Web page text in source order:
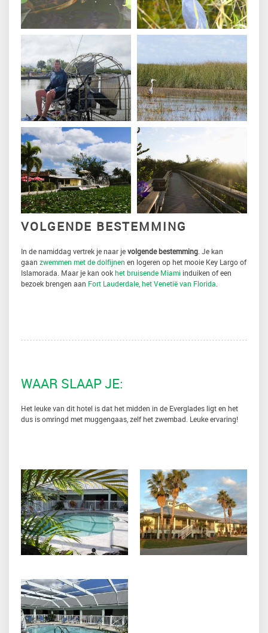
VOLGENDE BESTEMMING
In de namiddag vertrek je naar jevolgende bestemming . Je kan
gaan zwemmen met de dolfijnen en logeren op het mooie Key Largo of
Islamorada. Maar je kan ookhet bruisende Miami induiken of een
bezoek brengen aan Fort Lauderdale, het Venetië van Florida
WAAR SLAAP JE:
Het leuke van dit hotel is dat het midden in de Everglades ligt en het
dus is omringd met muggengaas, zelf het zwembad. Leuke ervaring!